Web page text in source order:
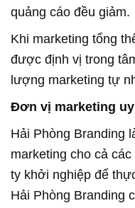
quảng cáo đều giảm.
Khi marketing tổng
được định vị trong
lượng marketing tự
Đơn vị marketing
Hải Phòng Branding
marketing cho cả
ty khởi nghiệp để
Hải Phòng Branding